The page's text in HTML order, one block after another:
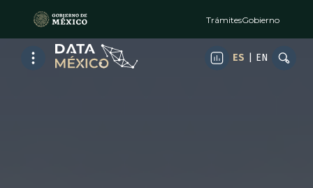
TrámitesGobierno
ES EN